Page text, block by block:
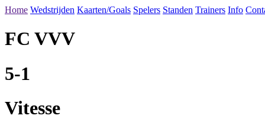
Home Wedstrijden Kaarten/Goals Spelers Standen Trainers Info
FC VVV
5-1
Vitesse